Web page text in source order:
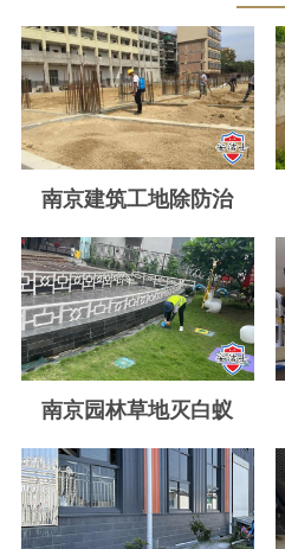
青田白蚁防治
缙云白蚁防治
遂昌白蚁防治
松阳白蚁防治
云和白蚁防治
庆元白蚁防治
景宁白蚁防治
台州白蚁防治
玉环白蚁防治
温岭白蚁防治
南京建筑工地除防治
南京园林草地灭白蚁